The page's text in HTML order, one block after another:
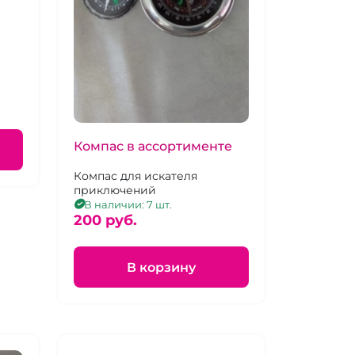
Компас в ассортименте
Компас для искателя
приключений
В наличии: 7 шт.
200 pуб.
В корзину